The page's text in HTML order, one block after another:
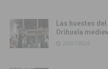
Las huestes
Orihuela
25/07/2026